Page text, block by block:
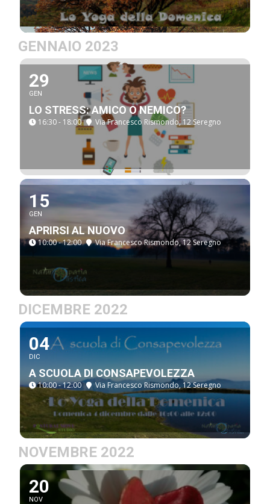
GENNAIO 2023
29
GEN
LO STRESS: AMICO O NEMICO?
16:30 - 18:00 Via Francesco Rismondo, 12 Seregno
15
GEN
APRIRSI AL NUOVO
10:00 - 12:00 Via Francesco Rismondo, 12 Seregno
DICEMBRE 2022
04
DIC
A SCUOLA DI CONSAPEVOLEZZA
10:00 - 12:00 Via Francesco Rismondo, 12 Seregno
NOVEMBRE 2022
20
NOV